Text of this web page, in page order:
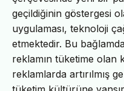
geçildiğinin göstergesi
uygulaması, teknoloji
etmektedir. Bu
reklamın tüketime olan
reklamlarda artırılmış